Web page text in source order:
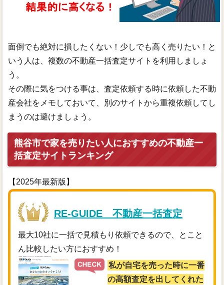
面倒でも絶対に損したくない！少しでも高く売りたい！と
いう人は、複数の不動産一括査定サイトを利用しましょ
う。
その際に気をつける事は、査定依頼する時に依頼した不動
産会社をメモしておいて、別のサイトから重複依頼してし
まうのは避けましょう。
熊谷市で家を売りたい人におすすめの不動産一
括査定サイトランキング
【2025年最新版】
RE-GUIDE 不動産一括査定
最大10社に一括で見積もり依頼できるので、とこと
ん比較したい方におすすめ！
私が自宅を売った時に一番
の高額査定を出してくれた